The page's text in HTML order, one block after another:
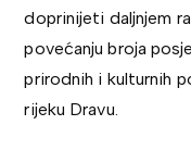
doprinijeti daljnjem
povećanju broja
prirodnih i kulturnih
rijeku Dravu.